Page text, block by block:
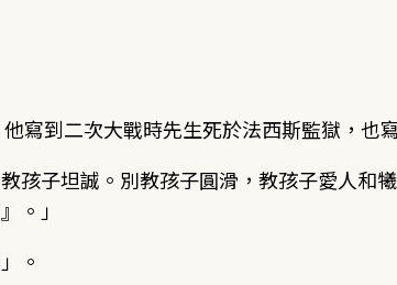
到二次大戰時先生死於法西斯監獄，也
子坦誠。別教孩子圓滑，教孩子愛人和
。」
。